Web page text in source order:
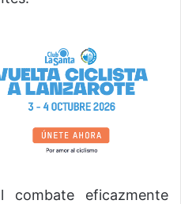
combate eficazmente